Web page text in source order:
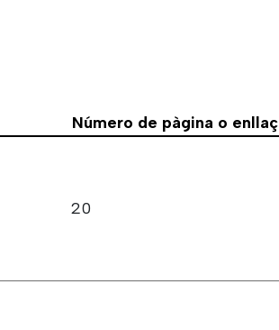
Número de pàgina o enllaç
20